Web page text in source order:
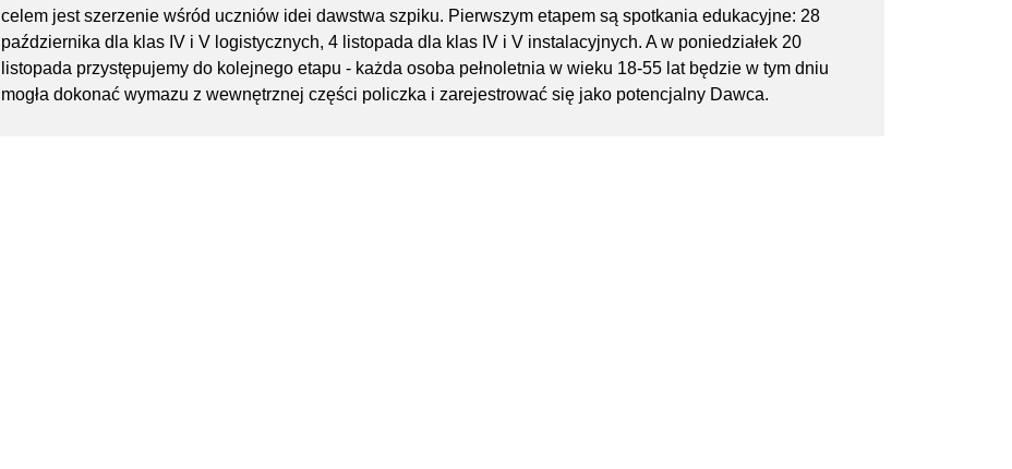
celem jest szerzenie wśród uczniów idei dawstwa szpiku. Pierwszym etapem są spotkania edukacyjne: 28
października dla klas IV i V logistycznych, 4 listopada dla klas IV i V instalacyjnych. A w poniedziałek 20
listopada przystępujemy do kolejnego etapu - każda osoba pełnoletnia w wieku 18-55 lat będzie w tym dniu
mogła dokonać wymazu z wewnętrznej części policzka i zarejestrować się jako potencjalny Dawca.